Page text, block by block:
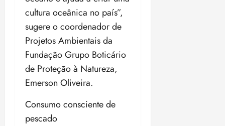
cultura oceânica no país”,
sugere o coordenador de
Projetos Ambientais da
Fundação Grupo Boticário
de Proteção à Natureza,
Emerson Oliveira.
Consumo consciente de
pescado